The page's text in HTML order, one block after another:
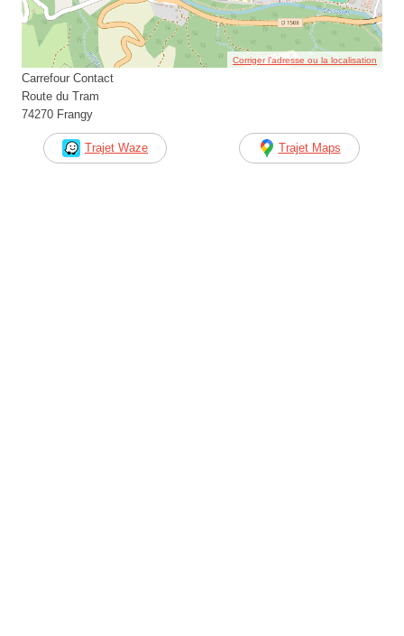
Corriger l’adresse ou la localisation
Carrefour Contact
Route du Tram
74270 Frangy
Trajet Waze Trajet Maps